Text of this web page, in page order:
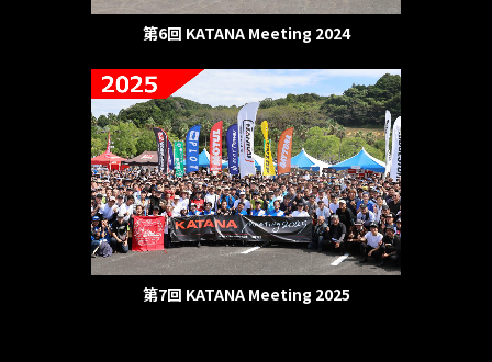
第6回 KATANA Meeting 2024
第7回 KATANA Meeting 2025